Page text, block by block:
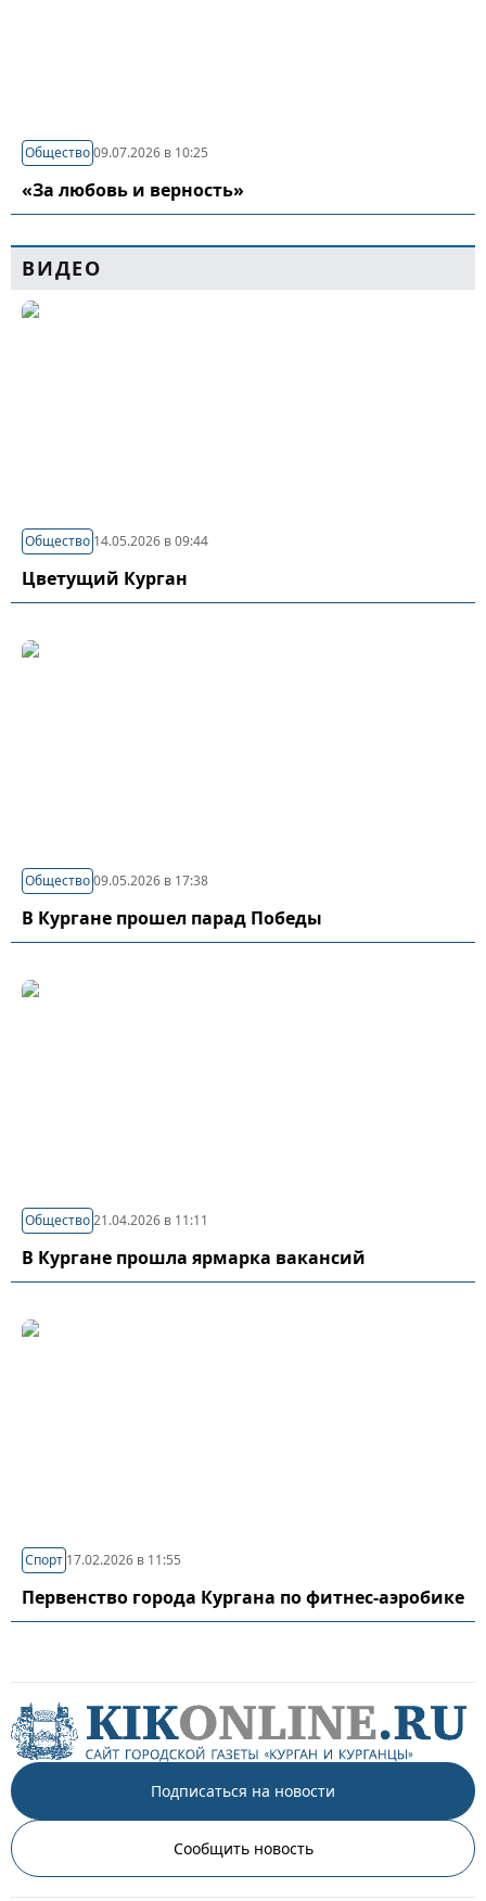
Общество09.07.2026 в 10:25
«За любовь и верность»
ВИДЕО
Общество 14.05.2026 в 09:44
Цветущий Курган
Общество09.05.2026 в 17:38
В Кургане прошел парад Победы
Общество21.04.2026 в 11:11
В Кургане прошла ярмарка вакансий
Спорт 17.02.2026 в 11:55
Первенство города Кургана по фитнес-аэробике
Подписаться на новости
Сообщить новость